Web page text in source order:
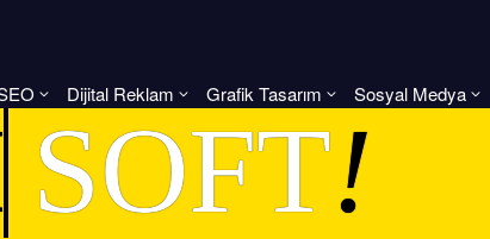
Dijital Reklam Grafik Tasarım Sosyal Medya
SOFT!